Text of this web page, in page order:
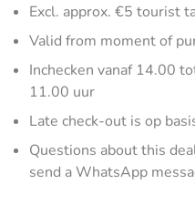
Excl. approx. €5 tourist
Valid from moment of
Inchecken vanaf 14.00
11.00 uur
Late check-out is op
Questions about this
send a WhatsApp